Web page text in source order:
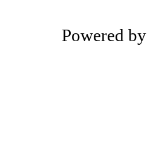
Powered by